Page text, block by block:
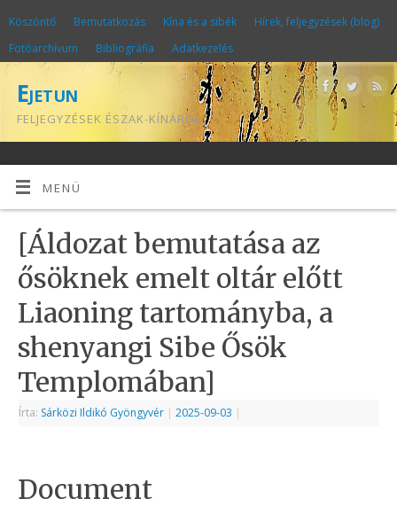
Köszöntő Bemutatkozás Kína és a sibék
Hírek, feljegyzések (blog)
Fotóarchívum
Bibliográfia Adatkezelés
Ejetun
FELJEGYZÉSEK ÉSZAK-KÍNÁRÓL
MENÜ
[Áldozat bemutatása az
ősöknek emelt oltár előtt
Liaoning tartományba, a
shenyangi Sibe Ősök
Templomában]
Írta: Sárközi Ildikó Gyöngyvér | 2025-09-03 |
Document